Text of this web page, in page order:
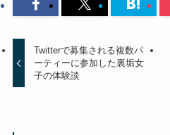
Twitterで募集される複数パ
ーティーに参加した裏垢女
子の体験談